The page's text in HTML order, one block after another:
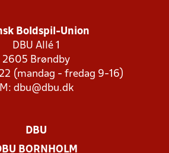
Boldspil-Union
DBU Allé 1
2605 Brøndby
(mandag - fredag 9-16)
M: dbu@dbu.dk
DBU
BORNHOLM